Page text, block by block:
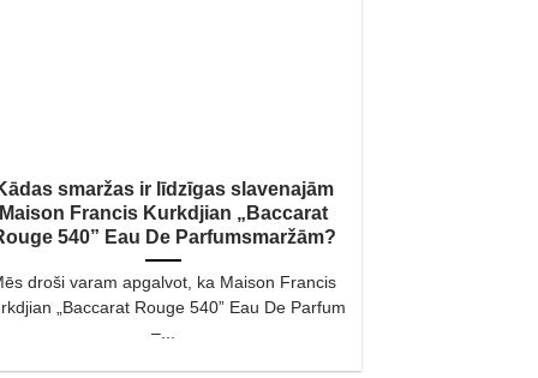
smaržas ir līdzīgas slavenajām
Maison Francis Kurkdjian „Baccarat
540” Eau De Parfumsmaržām?
droši varam apgalvot, ka Maison Francis
„Baccarat Rouge 540” Eau De Parfum
–...